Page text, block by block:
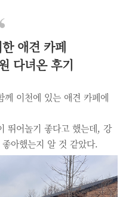
애견 카페
다녀온 후기
께 이천에 있는 애견 카페에
뛰어놀기 좋다고 했는데, 강
아했는지 알 것 같았다.